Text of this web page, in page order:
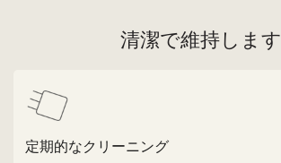
清潔で維持します
定期的なクリーニング